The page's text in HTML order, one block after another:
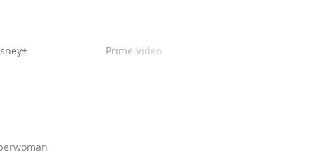
Prime Video